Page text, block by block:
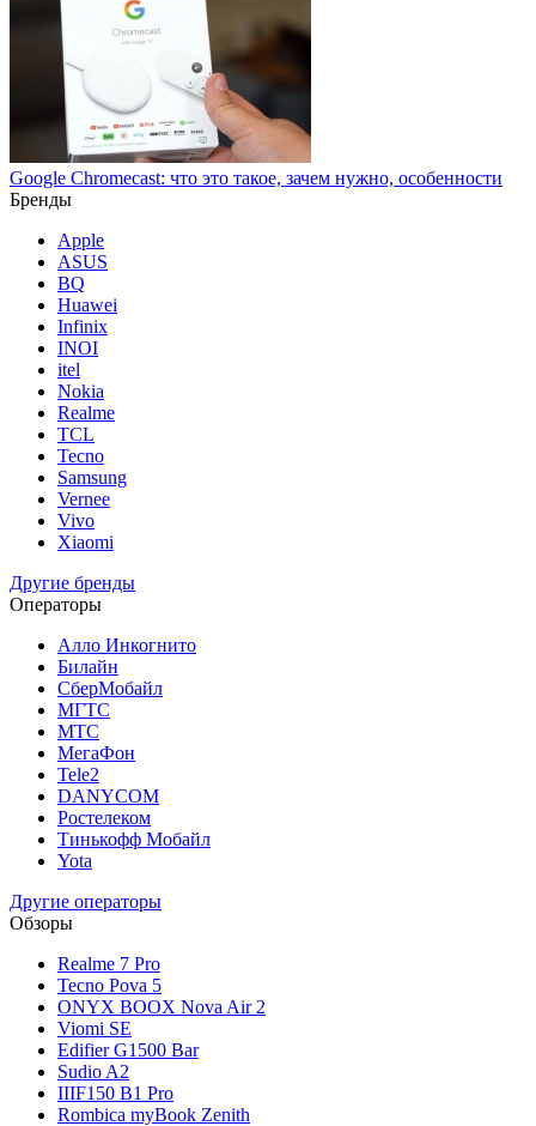
Google Chromecast: что это такое, зачем нужно, особенности
Бренды
Apple
ASUS
BQ
Huawei
Infinix
INOI
itel
Nokia
Realme
TCL
Tecno
Samsung
Vernee
Vivo
Xiaomi
Другие бренды
Операторы
Алло Инкогнито
Билайн
СберМобайл
МГТС
МТС
МегаФон
Tele2
DANYCOM
Ростелеком
Тинькофф Мобайл
Yota
Другие операторы
Обзоры
Realme 7 Pro
Tecno Pova 5
ONYX BOOX Nova Air 2
Viomi SE
Edifier G1500 Bar
Sudio A2
IIIF150 B1 Pro
Rombica myBook Zenith